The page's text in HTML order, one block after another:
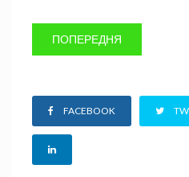
ПОПЕРЕДНЯ
FACEBOOK